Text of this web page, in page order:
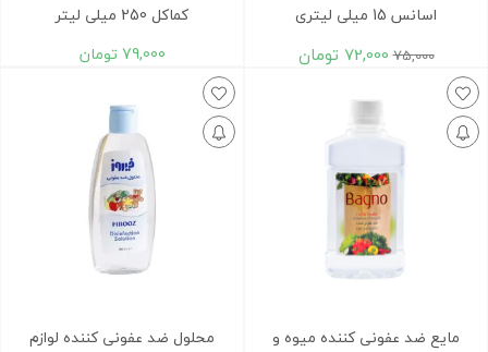
اسانس 15 میلی لیتری
75,000
72,000 تومان
کماکل 250 میلی لیتر
79,000 تومان
مایع ضد عفونی کننده میوه و
محلول ضد عفونی کننده لوازم